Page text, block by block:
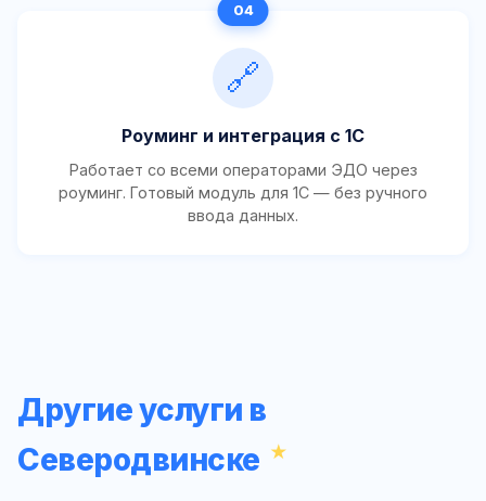
🔗
Роуминг и интеграция с 1С
Работает со всеми операторами ЭДО через
роуминг. Готовый модуль для 1С — без ручного
ввода данных.
Другие услуги в
Северодвинске